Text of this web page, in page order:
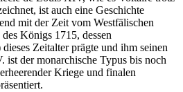
ist auch eine Geschichte
mit der Zeit vom Westfälischen
Königs 1715, dessen
Zeitalter prägte und ihm seinen
der monarchische Typus bis noch
Kriege und finalen